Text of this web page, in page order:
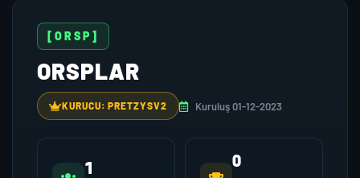
[ORSP]
ORSPLAR
KURUCU: PRETZYSV2 Kuruluş 01-12-2023
1 0